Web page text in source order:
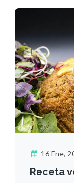
16 Ene,
Receta